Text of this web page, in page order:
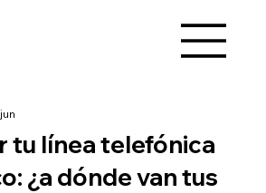
tu línea telefónica
¿a dónde van tus